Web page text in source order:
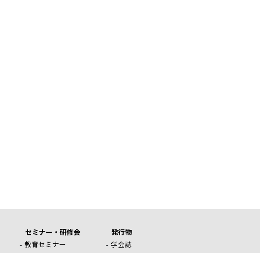
セミナー・研修会
教育セミナー
発行物
学会誌